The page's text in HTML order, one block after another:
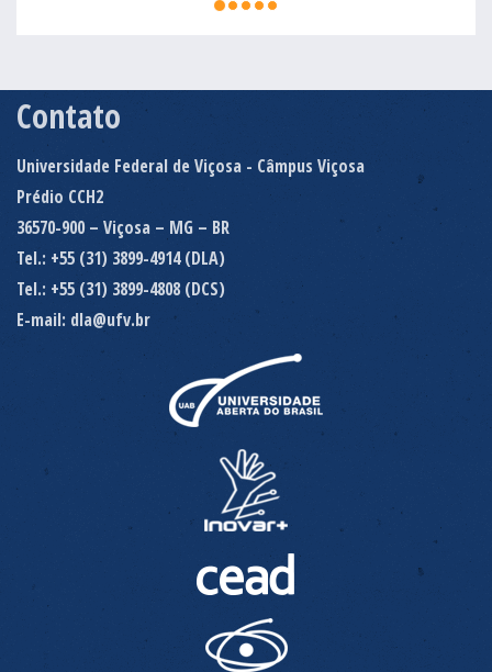
Contato
Universidade Federal de Viçosa - Câmpus Viçosa
Prédio CCH2
36570-900 – Viçosa – MG – BR
Tel.: +55 (31) 3899-4914 (DLA)
Tel.: +55 (31) 3899-4808 (DCS)
E-mail: dla@ufv.br